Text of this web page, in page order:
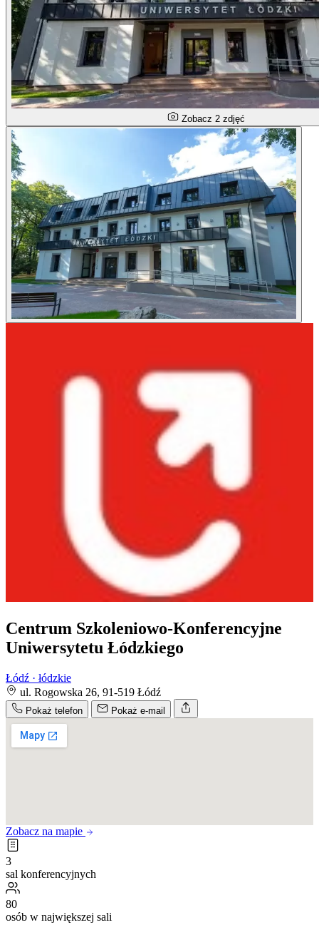
Zobacz 2 zdjęć
Centrum Szkoleniowo-Konferencyjne
Uniwersytetu Łódzkiego
Łódź · łódzkie
ul. Rogowska 26, 91-519 Łódź
Pokaż telefon Pokaż e-mail
Zobacz na mapie
3
sal konferencyjnych
80
osób w największej sali